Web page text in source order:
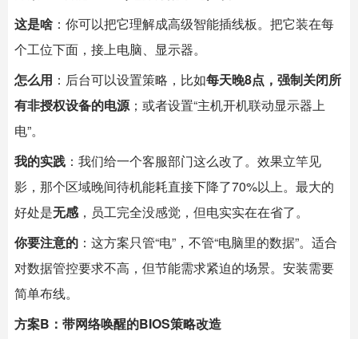
这是啥 ：你可以把它理解成高级智能插线板。把它装在每
个工位下面，接上电脑、显示器。
怎么用 ：后台可以设置策略，比如每天晚8点，强制关闭所
有非授权设备的电源；或者设置“主机开机联动显示器上
电”。
我的实践 ：我们给一个客服部门这么改了。效果立竿见
影，那个区域晚间待机能耗直接下降了70%以上。最大的
好处是无感，员工完全没感觉，但电实实在在省了。
你要注意的 ：这方案只管“电”，不管“电脑里的数据”。适合
对数据管控要求不高，但节能需求紧迫的场景。安装需要
简单布线。
方案B：带网络唤醒的BIOS策略改造